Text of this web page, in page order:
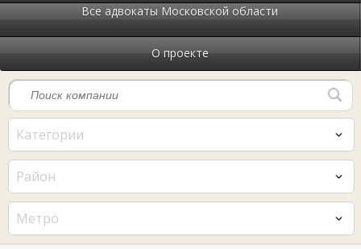
Все адвокаты Московской области
О проекте
Категории
Район
Метро